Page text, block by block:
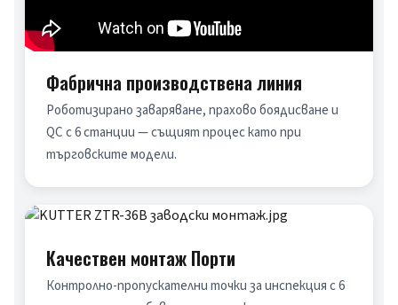
Фабрична производствена линия
Роботизирано заваряване, прахово боядисване и
QC с 6 станции — същият процес като при
търговските модели.
Качествен монтаж Порти
Контролно-пропускателни точки за инспекция с 6